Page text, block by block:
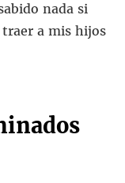
nada si
traer a mis hijos